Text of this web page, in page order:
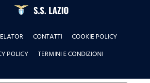
S.S. LAZIO
CONTATTI
COOKIE POLICY
POLICY
TERMINI E CONDIZIONI